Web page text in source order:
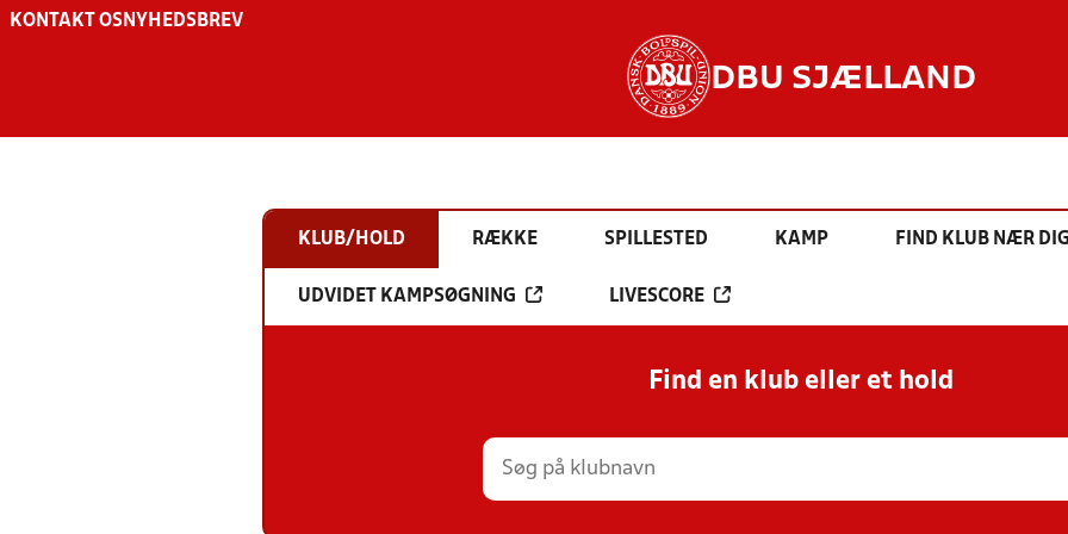
KONTAKT OS NYHEDSBREV
DBU SJÆLLAND
KLUB/HOLD RÆKKE SPILLESTED KAMP FIND KLUB NÆR
UDVIDET KAMPSØGNING LIVESCORE
Find en klub eller et hold